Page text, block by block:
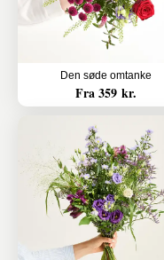
Den søde omtanke
Fra 359 kr.